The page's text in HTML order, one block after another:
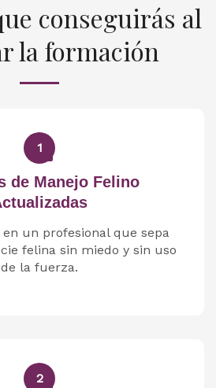
conseguirás al
la formación
1
de Manejo Felino
un profesional que sepa
felina sin miedo y sin uso
de la fuerza.
2